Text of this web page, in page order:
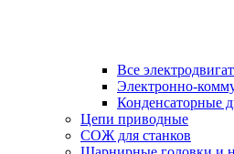
Все
Электронно-
Конденсаторные
Цепи приводные
СОЖ для станков